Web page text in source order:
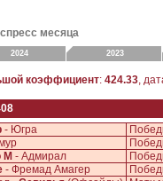
месяца
2024 2023
коэффициент: 424.33,
- Югра
М - Адмирал
- Фремад Амагер